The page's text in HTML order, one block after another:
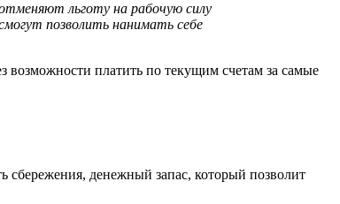
льготу на рабочую силу
позволить нанимать себе
возможности платить по текущим счетам за самые
сбережения, денежный запас, который позволит